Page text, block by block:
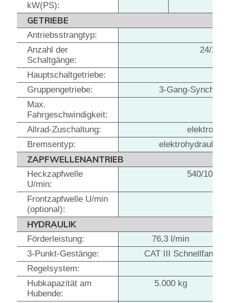
kW(PS):
GETRIEBE
Antriebsstrangtyp:
Anzahl der
Schaltgänge:
24/24
Hauptschaltgetriebe:
Gruppengetriebe:
3-Gang-
Max.
Fahrgeschwindigkeit:
Allrad-Zuschaltung:
Bremsentyp:
ZAPFWELLENANTRIEB
Heckzapfwelle
U/min:
540/1000
Frontzapfwelle U/min
(optional):
HYDRAULIK
Förderleistung:
76,3 l/min
3-Punkt-Gestänge:
CAT III
Regelsystem:
Hubkapazität am
Hubende:
5.000 kg